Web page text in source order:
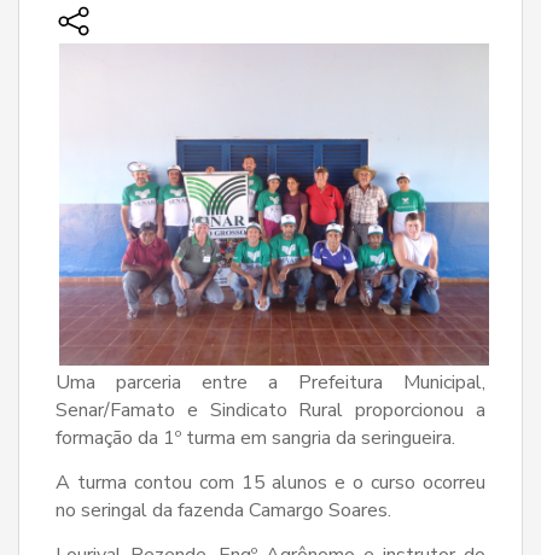
Uma parceria entre a Prefeitura Municipal,
Senar/Famato e Sindicato Rural proporcionou a
formação da 1º turma em sangria da seringueira.
A turma contou com 15 alunos e o curso ocorreu
no seringal da fazenda Camargo Soares.